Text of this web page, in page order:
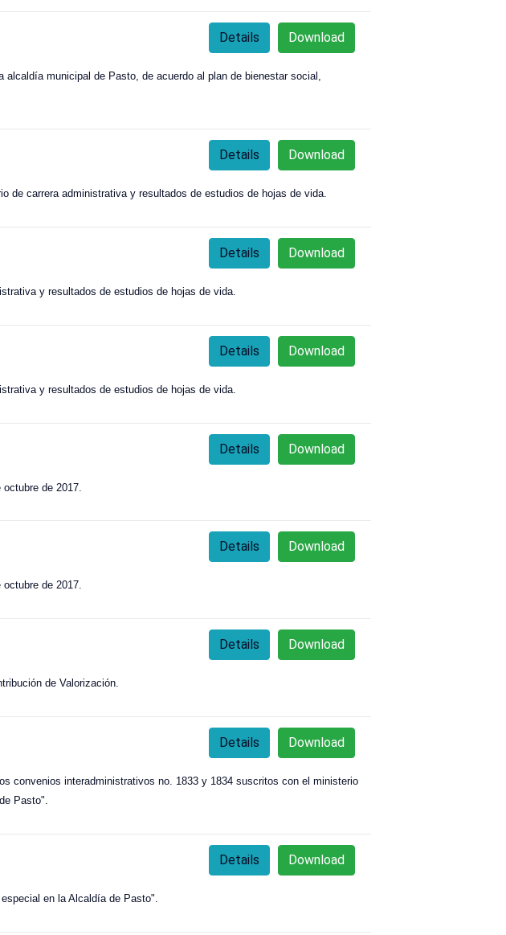
Download
Details
municipal de Pasto, de acuerdo al plan de bienestar social,
Download
Details
de carrera administrativa y resultados de estudios de hojas de vida.
Download
Details
y resultados de estudios de hojas de vida.
Download
Details
y resultados de estudios de hojas de vida.
Download
Details
de 2017.
Download
Details
de 2017.
Download
Details
de Valorización.
Download
Details
convenios interadministrativos no. 1833 y 1834 suscritos con el ministerio
Pasto".
Download
Details
en la Alcaldía de Pasto".